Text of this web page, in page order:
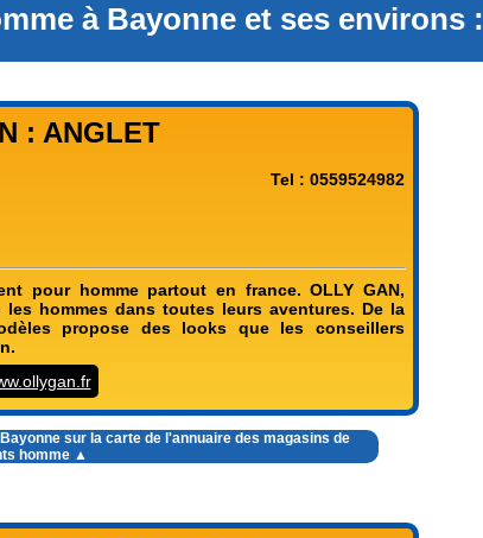
à Bayonne et ses environs :
: ANGLET
Tel : 0559524982
pour homme partout en france. OLLY GAN,
hommes dans toutes leurs aventures. De la
propose des looks que les conseillers
sur la carte de l'annuaire des magasins de
homme ▲